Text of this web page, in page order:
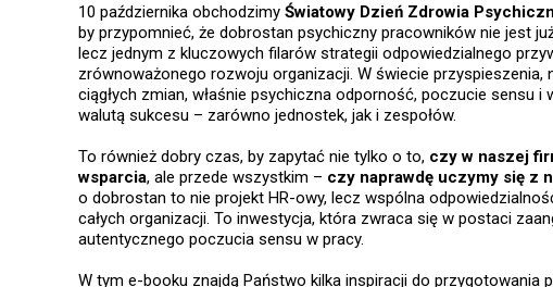
10 października obchodzimy Światowy Dzień Zdrowia
by przypomnieć, że dobrostan psychiczny pracowników nie jest
lecz jednym z kluczowych filarów strategii odpowiedzialnego
zrównoważonego rozwoju organizacji. W świecie przyspieszenia,
ciągłych zmian, właśnie psychiczna odporność, poczucie sensu
walutą sukcesu – zarówno jednostek, jak i zespołów.
To również dobry czas, by zapytać nie tylko o to, czy w naszej
wsparcia, ale przede wszystkim – czy naprawdę uczymy się z
o dobrostan to nie projekt HR-owy, lecz wspólna
całych organizacji. To inwestycja, która zwraca się w postaci
autentycznego poczucia sensu w pracy.
W tym e-booku znajdą Państwo kilka inspiracji do przygotowania